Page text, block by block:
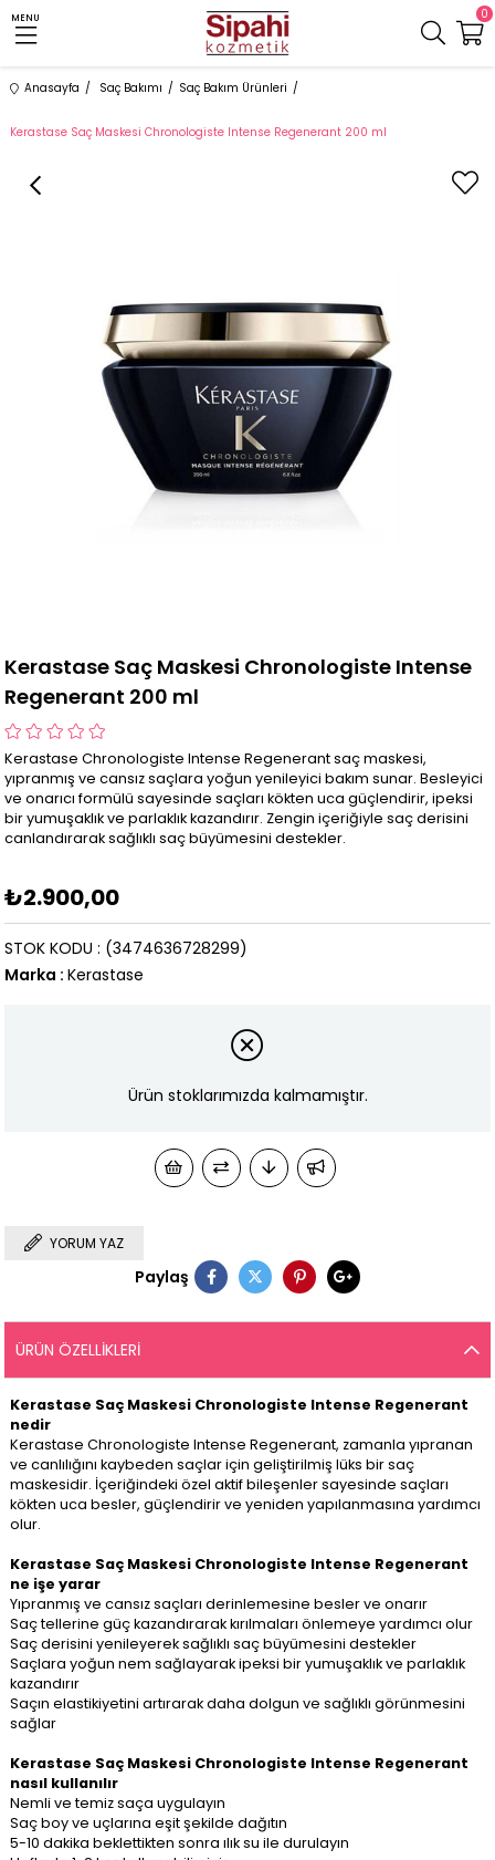
MENU 0
Anasayfa Saç Bakımı Saç Bakım Ürünleri
Kerastase Saç Maskesi Chronologiste Intense Regenerant 200 ml
Kerastase Saç Maskesi Chronologiste Intense
Regenerant 200 ml
Kerastase Chronologiste Intense Regenerant saç maskesi,
yıpranmış ve cansız saçlara yoğun yenileyici bakım sunar. Besleyici
ve onarıcı formülü sayesinde saçları kökten uca güçlendirir, ipeksi
bir yumuşaklık ve parlaklık kazandırır. Zengin içeriğiyle saç derisini
canlandırarak sağlıklı saç büyümesini destekler.
₺2.900,00
STOK KODU
(3474636728299)
Marka : Kerastase
Ürün stoklarımızda kalmamıştır.
YORUM YAZ
Paylaş
ÜRÜN ÖZELLIKLERI
Kerastase Saç Maskesi Chronologiste Intense Regenerant
nedir
Kerastase Chronologiste Intense Regenerant, zamanla yıpranan
ve canlılığını kaybeden saçlar için geliştirilmiş lüks bir saç
maskesidir. İçeriğindeki özel aktif bileşenler sayesinde saçları
kökten uca besler, güçlendirir ve yeniden yapılanmasına yardımcı
olur.
Kerastase Saç Maskesi Chronologiste Intense Regenerant
ne işe yarar
Yıpranmış ve cansız saçları derinlemesine besler ve onarır
Saç tellerine güç kazandırarak kırılmaları önlemeye yardımcı olur
Saç derisini yenileyerek sağlıklı saç büyümesini destekler
Saçlara yoğun nem sağlayarak ipeksi bir yumuşaklık ve parlaklık
kazandırır
Saçın elastikiyetini artırarak daha dolgun ve sağlıklı görünmesini
sağlar
Kerastase Saç Maskesi Chronologiste Intense Regenerant
nasıl kullanılır
Nemli ve temiz saça uygulayın
Saç boy ve uçlarına eşit şekilde dağıtın
5-10 dakika beklettikten sonra ılık su ile durulayın